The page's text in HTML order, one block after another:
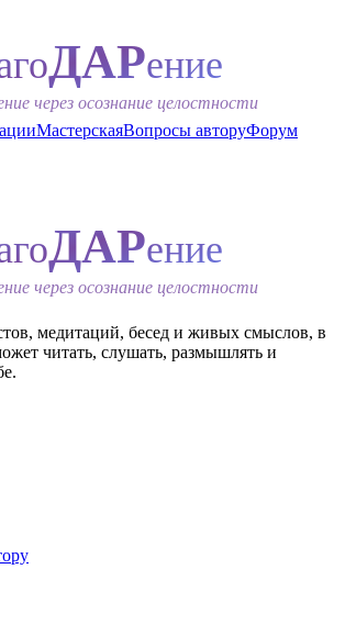
ДАРение
через осознание целостности
МастерскаяВопросы авторуФорум
ДАРение
через осознание целостности
медитаций, бесед и живых смыслов, в
читать, слушать, размышлять и